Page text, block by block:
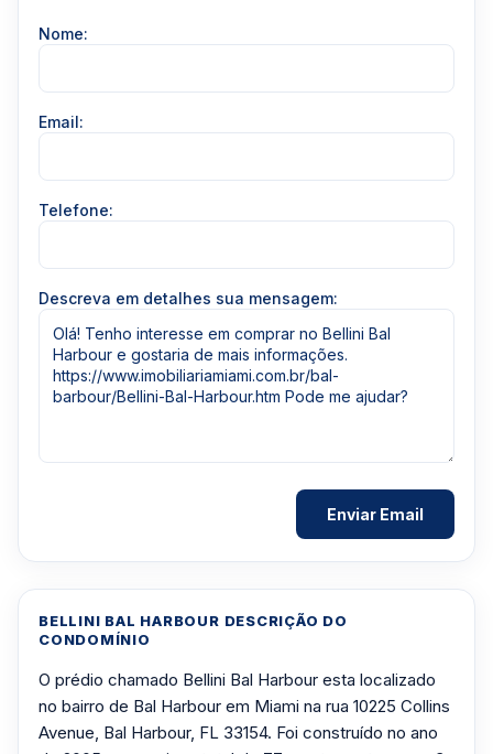
BELLINI BAL HARBOUR DESCRIÇÃO DO
CONDOMÍNIO
O prédio chamado Bellini Bal Harbour esta localizado
no bairro de Bal Harbour em Miami na rua 10225 Collins
Avenue, Bal Harbour, FL 33154. Foi construído no ano
Nome:
Email:
Telefone:
Descreva em detalhes sua mensagem: